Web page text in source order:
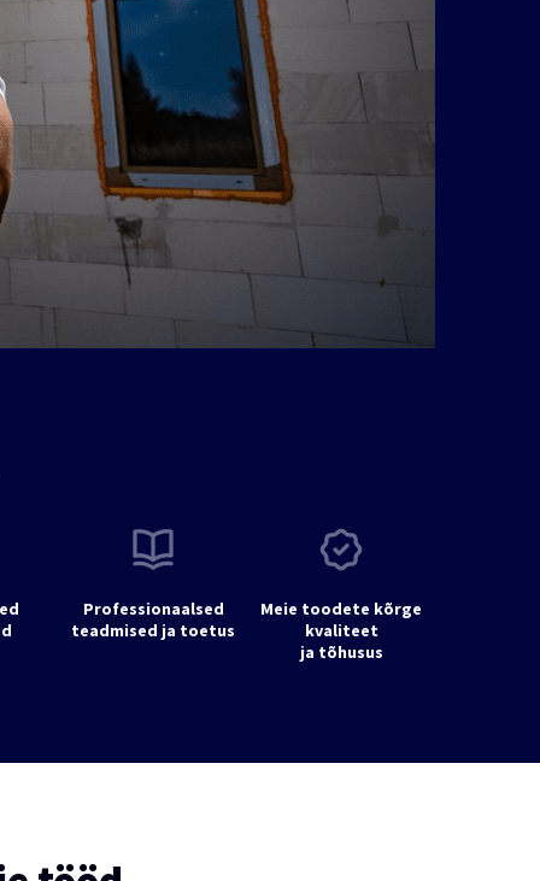
Professionaalsed
teadmised ja toetus
Meie toodete kõrge
kvaliteet
ja tõhusus